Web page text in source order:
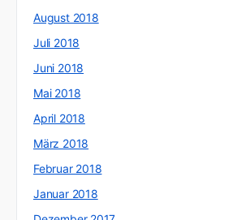
August 2018
Juli 2018
Juni 2018
Mai 2018
April 2018
März 2018
Februar 2018
Januar 2018